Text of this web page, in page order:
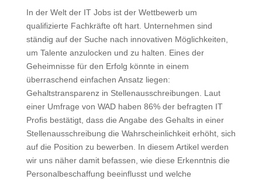
In der Welt der IT Jobs ist der Wettbewerb um
qualifizierte Fachkräfte oft hart. Unternehmen sind
ständig auf der Suche nach innovativen Möglichkeiten,
um Talente anzulocken und zu halten. Eines der
Geheimnisse für den Erfolg könnte in einem
überraschend einfachen Ansatz liegen:
Gehaltstransparenz in Stellenausschreibungen. Laut
einer Umfrage von WAD haben 86% der befragten IT
Profis bestätigt, dass die Angabe des Gehalts in einer
Stellenausschreibung die Wahrscheinlichkeit erhöht, sich
auf die Position zu bewerben. In diesem Artikel werden
wir uns näher damit befassen, wie diese Erkenntnis die
Personalbeschaffung beeinflusst und welche